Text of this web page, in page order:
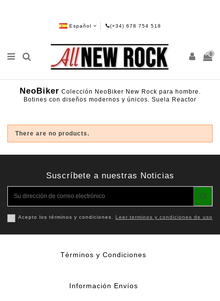
Español (+34) 678 754 518
0
NeoBiker Colección NeoBiker New Rock para hombre.
Botines con diseños modernos y únicos. Suela Reactor
There are no products.
Suscríbete a nuestras Noticias
Acepto los términos y condiciones. Leer terminos y condiciones de uso
Términos y Condiciones
Información Envíos